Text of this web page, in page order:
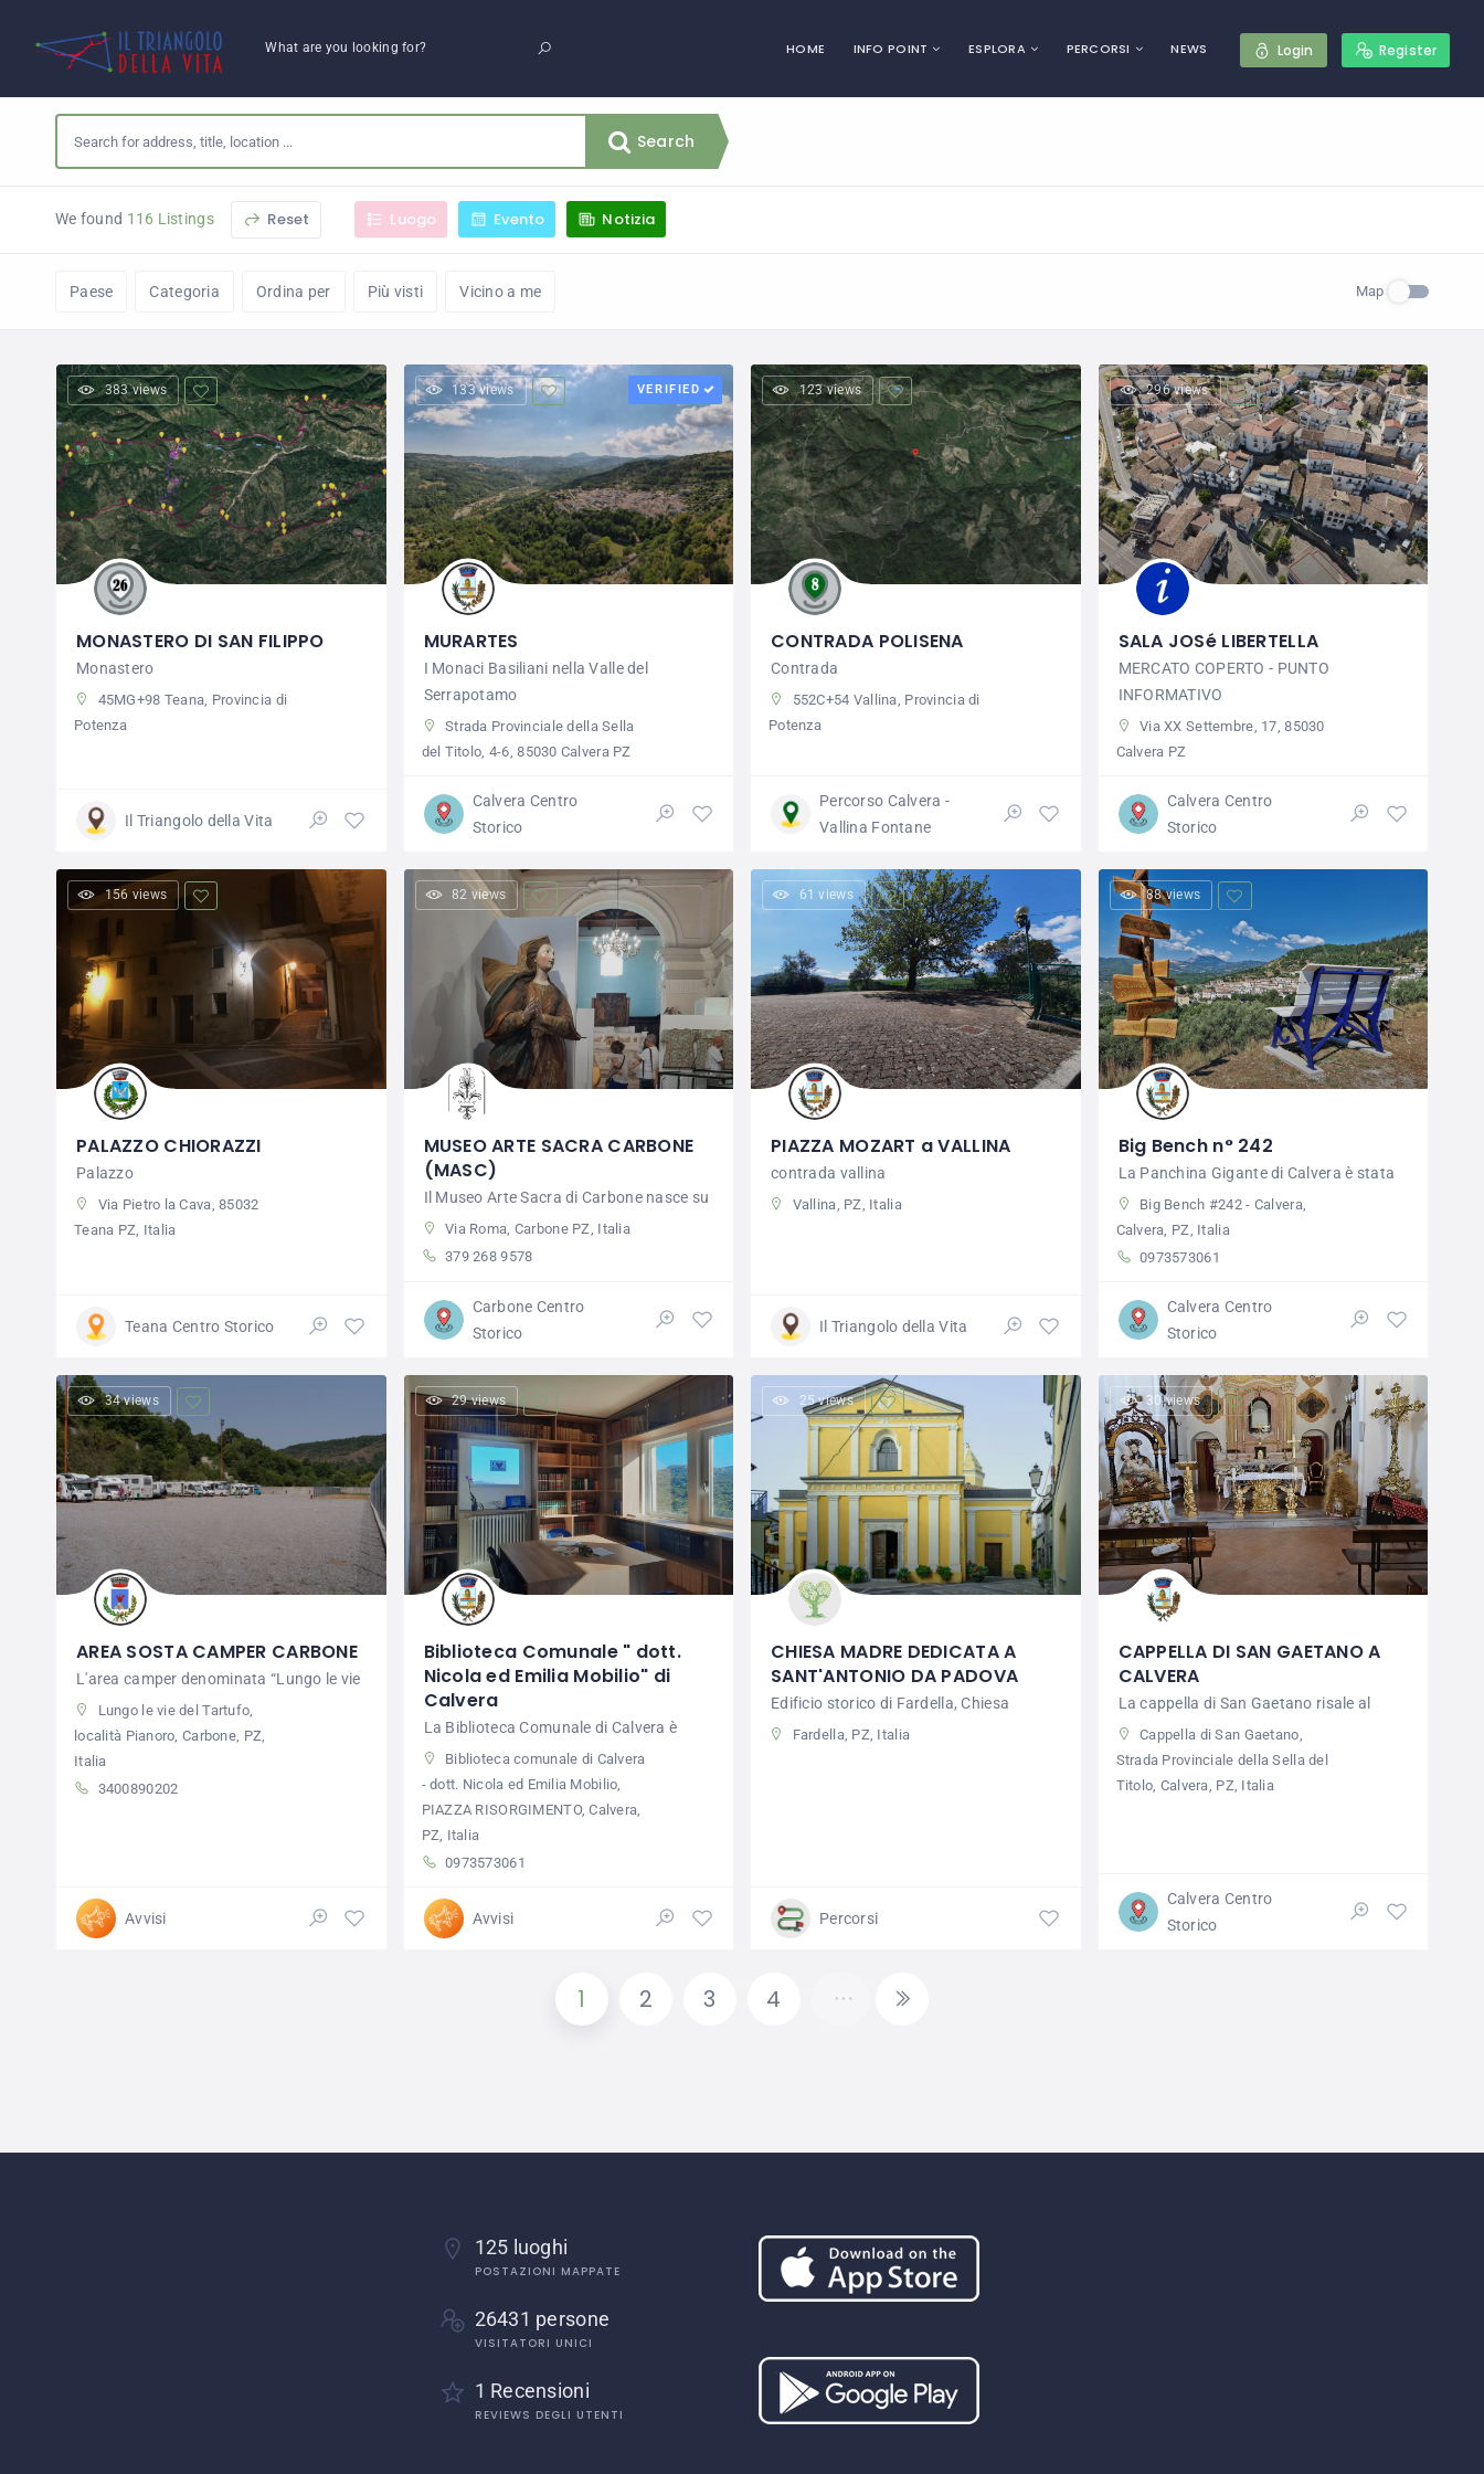
What are you looking for? HOME INFO POINT ESPLORA PERCORSI NEWS Login Register
Search
We found 116 Listings Reset Luogo Evento Notizia
Paese Categoria Ordina per Più visti Vicino a me Map
383 views
MONASTERO DI SAN FILIPPO
Monastero
45MG+98 Teana, Provincia di
Potenza
Il Triangolo della Vita
133 views VERIFIED
MURARTES
I Monaci Basiliani nella Valle del
Serrapotamo
Strada Provinciale della Sella
del Titolo, 4-6, 85030 Calvera PZ
Calvera Centro
Storico
123 views
CONTRADA POLISENA
Contrada
552C+54 Vallina, Provincia di
Potenza
Percorso Calvera -
Vallina Fontane
296 views
SALA JOSé LIBERTELLA
MERCATO COPERTO - PUNTO
INFORMATIVO
Via XX Settembre, 17, 85030
Calvera PZ
Calvera Centro
Storico
156 views
PALAZZO CHIORAZZI
Palazzo
Via Pietro la Cava, 85032
Teana PZ, Italia
Teana Centro Storico
82 views
MUSEO ARTE SACRA CARBONE
(MASC)
Il Museo Arte Sacra di Carbone nasce su
Via Roma, Carbone PZ, Italia
379 268 9578
Carbone Centro
Storico
61 views
PIAZZA MOZART a VALLINA
contrada vallina
Vallina, PZ, Italia
Il Triangolo della Vita
88 views
Big Bench n° 242
La Panchina Gigante di Calvera è stata
Big Bench #242 - Calvera,
Calvera, PZ, Italia
0973573061
Calvera Centro
Storico
34 views
AREA SOSTA CAMPER CARBONE
L'area camper denominata “Lungo le vie
Lungo le vie del Tartufo,
località Pianoro, Carbone, PZ,
Italia
3400890202
Avvisi
29 views
Biblioteca Comunale " dott.
Nicola ed Emilia Mobilio" di
Calvera
La Biblioteca Comunale di Calvera è
Biblioteca comunale di Calvera
- dott. Nicola ed Emilia Mobilio,
PIAZZA RISORGIMENTO, Calvera,
PZ, Italia
0973573061
Avvisi
25 views
CHIESA MADRE DEDICATA A
SANT'ANTONIO DA PADOVA
Edificio storico di Fardella, Chiesa
Fardella, PZ, Italia
Percorsi
30 views
CAPPELLA DI SAN GAETANO A
CALVERA
La cappella di San Gaetano risale al
Cappella di San Gaetano,
Strada Provinciale della Sella del
Titolo, Calvera, PZ, Italia
Calvera Centro
Storico
1 2 3 4
125 luoghi
POSTAZIONI MAPPATE
26431 persone
VISITATORI UNICI
1 Recensioni
REVIEWS DEGLI UTENTI